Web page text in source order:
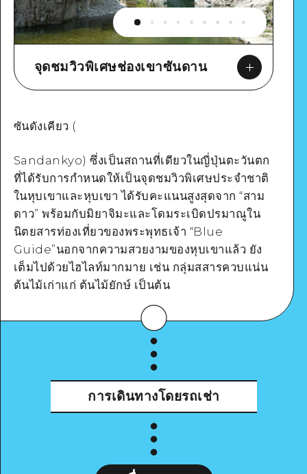
จุดชมวิวพิเศษช่องเขาซันดาน
Google Maps
ดูรายละเอียด
ซันดังเคียว (
Sandankyo) ซึ่งเป็นสถานที่เดียวในญี่ปุ่นตะวันตก
ที่ได้รับการกำหนดให้เป็นจุดชมวิวพิเศษประจำชาติ
ในหุบเขาและหุบเขา ได้รับคะแนนสูงสุดจาก “สาม
ดาว” พร้อมกับมิยาจิมะและโดมระเบิดปรมาณูใน
นิตยสารท่องเที่ยวของพระพุทธเจ้า “Blue
Guide”นอกจากความสวยงามของหุบเขาแล้ว ยัง
เต็มไปด้วยไฮไลท์มากมาย เช่น กลุ่มสสารควบแน่น
ต้นไม้เก่าแก่ ต้นไม้ยักษ์ เป็นต้น
การเดินทางโดยรถเช่า